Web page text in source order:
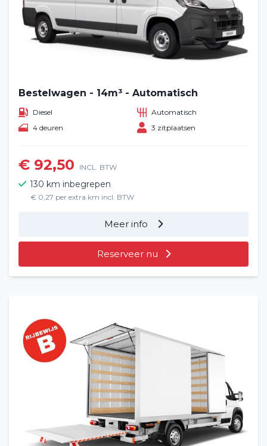
Blog
Veelgestelde vragen (FAQ)
Filialen
Contact
Bestelwagen - 14m³ - Automatisch
Diesel
Automatisch
4 deuren
3 zitplaatsen
€ 92,50 INCL. BTW
130 km inbegrepen
€ 0,27 per extra km incl. BTW
Meer info
Reserveer nu